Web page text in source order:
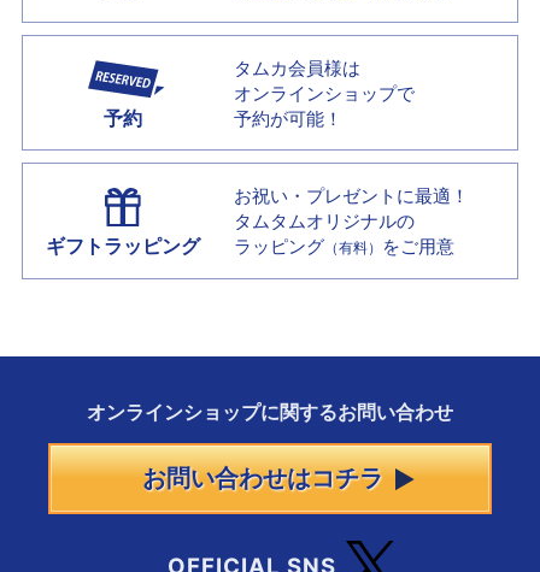
予約
タムカ会員様は
オンラインショップで
予約が可能！
ギフトラッピング
お祝い・プレゼントに最適！
タムタムオリジナルの
ラッピング （有料） をご用意
オンラインショップに関するお問い合わせ
お問い合わせはコチラ
OFFICIAL SNS